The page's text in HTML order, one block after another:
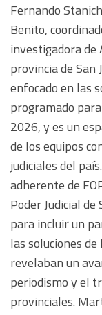
Fernando
Benito,
investigadora de
provincia de San
enfocado en las
programado
2026, y es un
de los equipos
judiciales del
adherente de
Poder Judicial de
para incluir un
las soluciones
revelaban un
periodismo y el
provinciales.